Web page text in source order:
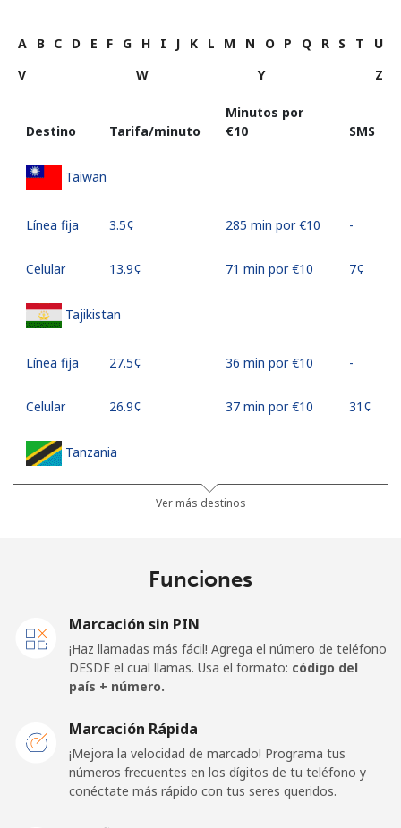
A B C D E F G H I J K L M N O P Q R S T
U
V
W Y Z
Destino Tarifa/minuto
Minutos por
⁦€10⁩
SMS
Taiwan
Línea fija ⁦3.5¢⁩ 285 min por ⁦€10⁩ -
Celular ⁦13.9¢⁩ 71 min por ⁦€10⁩ ⁦7¢⁩
Tajikistan
Línea fija ⁦27.5¢⁩ 36 min por ⁦€10⁩ -
Celular ⁦26.9¢⁩ 37 min por ⁦€10⁩ ⁦31¢⁩
Tanzania
30 min por ⁦€10⁩
Línea fija
⁦3.9¢⁩
Togo
Línea fija ⁦38.5¢⁩ 25 min por ⁦€10⁩ -
Ver más destinos
Funciones
Marcación sin PIN
¡Haz llamadas más fácil! Agrega el número de teléfono
DESDE el cual llamas. Usa el formato: código del
país + número.
Marcación Rápida
¡Mejora la velocidad de marcado! Programa tus
números frecuentes en los dígitos de tu teléfono y
conéctate más rápido con tus seres queridos.